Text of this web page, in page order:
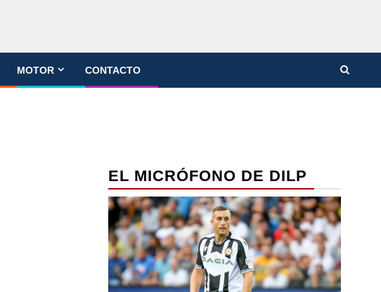
MOTOR CONTACTO
EL MICRÓFONO DE DILP